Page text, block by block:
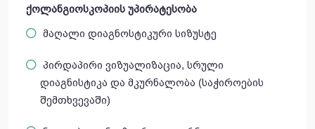
ქოლანგიოსკოპიის უპირატესობა
მაღალი დიაგნოსტიკური სიზუსტე
პირდაპირი ვიზუალიზაცია, სრული
დიაგნისტიკა და მკურნალობა (საჭიროების
შემთხვევაში)